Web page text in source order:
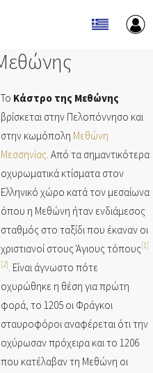
Το Κάστρο της Μεθώνης
βρίσκεται στην Πελοπόννησο και
στην κωμόπολη Μεθώνη
Μεσσηνίας. Από τα σημαντικότερα
οχυρωματικά κτίσματα στον
Ελληνικό χώρο κατά τον μεσαίωνα
όπου η Μεθώνη ήταν ενδιάμεσος
σταθμός στο ταξίδι που έκαναν οι
χριστιανοί στους Άγιους τόπους [1]
[2] . Είναι άγνωστο πότε
οχυρώθηκε η θέση για πρώτη
φορά, το 1205 οι Φράγκοι
σταυροφόροι αναφέρεται ότι την
οχύρωσαν πρόχειρα και το 1206
που κατέλαβαν τη Μεθώνη οι